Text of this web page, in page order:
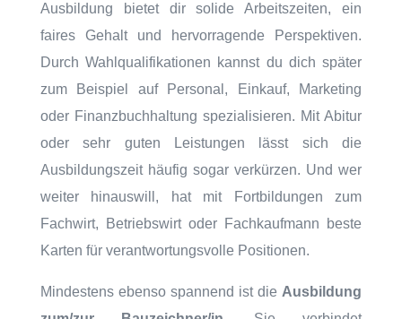
Ausbildung bietet dir solide Arbeitszeiten, ein
faires Gehalt und hervorragende Perspektiven.
Durch Wahlqualifikationen kannst du dich später
zum Beispiel auf Personal, Einkauf, Marketing
oder Finanzbuchhaltung spezialisieren. Mit Abitur
oder sehr guten Leistungen lässt sich die
Ausbildungszeit häufig sogar verkürzen. Und wer
weiter hinauswill, hat mit Fortbildungen zum
Fachwirt, Betriebswirt oder Fachkaufmann beste
Karten für verantwortungsvolle Positionen.
Mindestens ebenso spannend ist die Ausbildung